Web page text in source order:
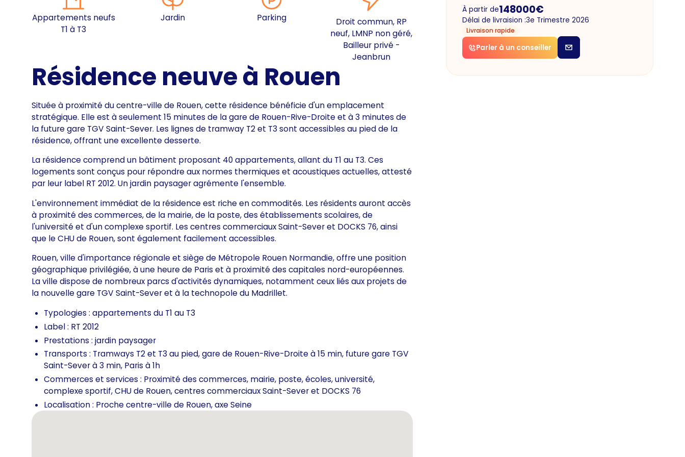
Appartements neufs
T1 à T3
Jardin Parking
Droit commun, RP
neuf, LMNP non géré,
Bailleur privé -
Jeanbrun
Résidence neuve à Rouen
Située à proximité du centre-ville de Rouen, cette résidence bénéficie d'un emplacement
stratégique. Elle est à seulement 15 minutes de la gare de Rouen-Rive-Droite et à 3 minutes de
la future gare TGV Saint-Sever. Les lignes de tramway T2 et T3 sont accessibles au pied de la
résidence, offrant une excellente desserte.
La résidence comprend un bâtiment proposant 40 appartements, allant du T1 au T3. Ces
logements sont conçus pour répondre aux normes thermiques et acoustiques actuelles, attesté
par leur label RT 2012. Un jardin paysager agrémente l'ensemble.
L'environnement immédiat de la résidence est riche en commodités. Les résidents auront accès
à proximité des commerces, de la mairie, de la poste, des établissements scolaires, de
l'université et d'un complexe sportif. Les centres commerciaux Saint-Sever et DOCKS 76, ainsi
que le CHU de Rouen, sont également facilement accessibles.
Rouen, ville d'importance régionale et siège de Métropole Rouen Normandie, offre une position
géographique privilégiée, à une heure de Paris et à proximité des capitales nord-européennes.
La ville dispose de nombreux parcs d'activités dynamiques, notamment ceux liés aux projets de
la nouvelle gare TGV Saint-Sever et à la technopole du Madrillet.
Typologies : appartements du T1 au T3
Label : RT 2012
Prestations : jardin paysager
Transports : Tramways T2 et T3 au pied, gare de Rouen-Rive-Droite à 15 min, future gare TGV
Saint-Sever à 3 min, Paris à 1h
Commerces et services : Proximité des commerces, mairie, poste, écoles, université,
complexe sportif, CHU de Rouen, centres commerciaux Saint-Sever et DOCKS 76
Localisation : Proche centre-ville de Rouen, axe Seine
À partir de148000€
Délai de livraision :3e Trimestre 2026
Livraison rapide
Parler à un conseiller